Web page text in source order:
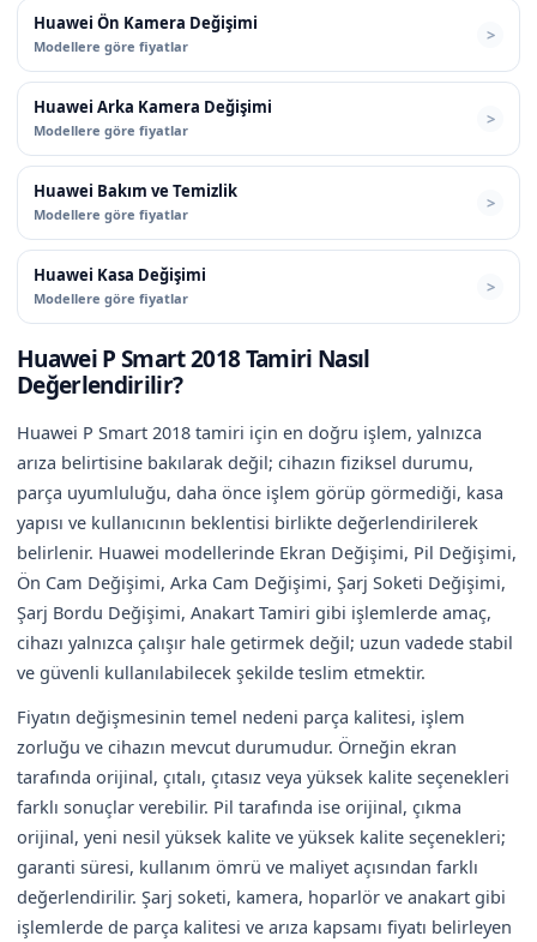
Huawei Ön Kamera Değişimi
Modellere göre fiyatlar
Huawei Arka Kamera Değişimi
Modellere göre fiyatlar
Huawei Bakım ve Temizlik
Modellere göre fiyatlar
Huawei Kasa Değişimi
Modellere göre fiyatlar
Huawei P Smart 2018 Tamiri Nasıl
Değerlendirilir?
Huawei P Smart 2018 tamiri için en doğru işlem, yalnızca
arıza belirtisine bakılarak değil; cihazın fiziksel durumu,
parça uyumluluğu, daha önce işlem görüp görmediği, kasa
yapısı ve kullanıcının beklentisi birlikte değerlendirilerek
belirlenir. Huawei modellerinde Ekran Değişimi, Pil Değişimi,
Ön Cam Değişimi, Arka Cam Değişimi, Şarj Soketi Değişimi,
Şarj Bordu Değişimi, Anakart Tamiri gibi işlemlerde amaç,
cihazı yalnızca çalışır hale getirmek değil; uzun vadede stabil
ve güvenli kullanılabilecek şekilde teslim etmektir.
Fiyatın değişmesinin temel nedeni parça kalitesi, işlem
zorluğu ve cihazın mevcut durumudur. Örneğin ekran
tarafında orijinal, çıtalı, çıtasız veya yüksek kalite seçenekleri
farklı sonuçlar verebilir. Pil tarafında ise orijinal, çıkma
orijinal, yeni nesil yüksek kalite ve yüksek kalite seçenekleri;
garanti süresi, kullanım ömrü ve maliyet açısından farklı
değerlendirilir. Şarj soketi, kamera, hoparlör ve anakart gibi
işlemlerde de parça kalitesi ve arıza kapsamı fiyatı belirleyen